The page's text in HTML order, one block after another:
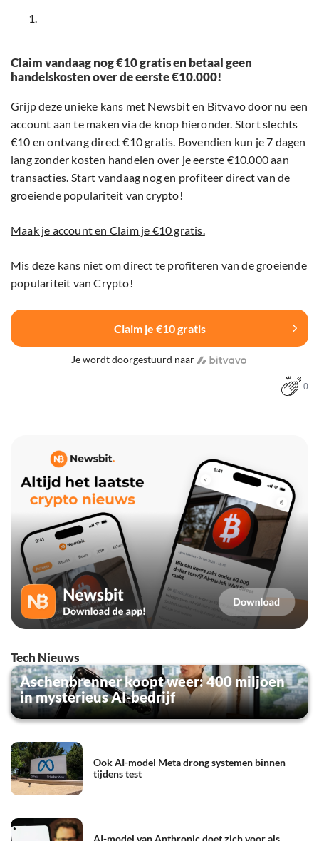
Claim vandaag nog €10 gratis en betaal geen
handelskosten over de eerste €10.000!
Grijp deze unieke kans met Newsbit en Bitvavo door nu een
account aan te maken via de knop hieronder. Stort slechts
€10 en ontvang direct €10 gratis. Bovendien kun je 7 dagen
lang zonder kosten handelen over je eerste €10.000 aan
transacties. Start vandaag nog en profiteer direct van de
groeiende populariteit van crypto!
Maak je account en Claim je €10 gratis.
Mis deze kans niet om direct te profiteren van de groeiende
populariteit van Crypto!
Claim je €10 gratis
Je wordt doorgestuurd naar
0
Tech Nieuws
Aschenbrenner koopt weer: 400 miljoen
in mysterieus AI-bedrijf
Ook AI-model Meta drong systemen binnen
tijdens test